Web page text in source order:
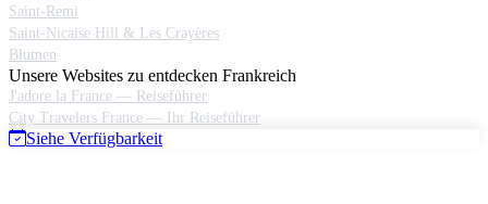
Saint-Remi
Saint-Nicaise Hill & Les Crayères
Blumen
Unsere Websites zu entdecken Frankreich
J'adore la France — Reiseführer
City Travelers France — Ihr Reiseführer
Siehe Verfügbarkeit